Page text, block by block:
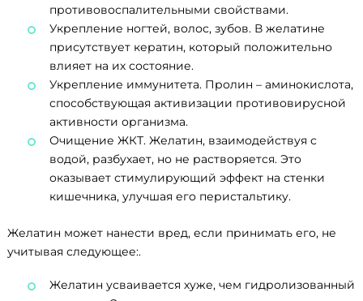
противовоспалительными свойствами.
Укрепление ногтей, волос, зубов. В желатине
присутствует кератин, который положительно
влияет на их состояние.
Укрепление иммунитета. Пролин – аминокислота,
способствующая активизации противовирусной
активности организма.
Очищение ЖКТ. Желатин, взаимодействуя с
водой, разбухает, но не растворяется. Это
оказывает стимулирующий эффект на стенки
кишечника, улучшая его перистальтику.
Желатин может нанести вред, если принимать его, не
учитывая следующее:.
Желатин усваивается хуже, чем гидролизованный